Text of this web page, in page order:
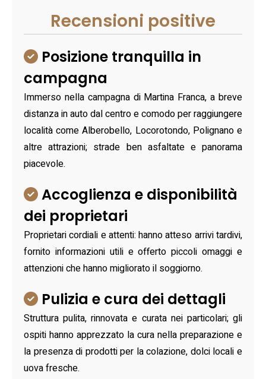
Recensioni positive
Posizione tranquilla in
campagna
Immerso nella campagna di Martina Franca, a breve
distanza in auto dal centro e comodo per raggiungere
località come Alberobello, Locorotondo, Polignano e
altre attrazioni; strade ben asfaltate e panorama
piacevole.
Accoglienza e disponibilità
dei proprietari
Proprietari cordiali e attenti: hanno atteso arrivi tardivi,
fornito informazioni utili e offerto piccoli omaggi e
attenzioni che hanno migliorato il soggiorno.
Pulizia e cura dei dettagli
Struttura pulita, rinnovata e curata nei particolari; gli
ospiti hanno apprezzato la cura nella preparazione e
la presenza di prodotti per la colazione, dolci locali e
uova fresche.